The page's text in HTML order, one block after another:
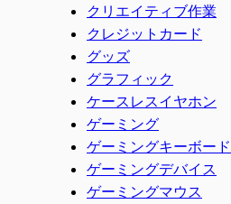
クリエイティブ作業
クレジットカード
グッズ
グラフィック
ケースレスイヤホン
ゲーミング
ゲーミングキーボード
ゲーミングデバイス
ゲーミングマウス